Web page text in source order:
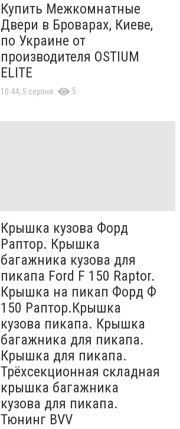
Купить Межкомнатные
Двери в Броварах, Киеве,
по Украине от
производителя OSTIUM
ELITE
10:44, 5 серпня 5
Крышка кузова Форд
Раптор. Крышка
багажника кузова для
пикапа Ford F 150 Raptor.
Крышка на пикап Форд Ф
150 Раптор.Крышка
кузова пикапа. Крышка
багажника для пикапа.
Крышка для пикапа.
Трёхсекционная складная
крышка багажника
кузова для пикапа.
Тюнинг BVV